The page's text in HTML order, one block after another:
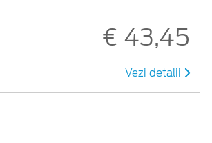
€ 43,45
Vezi detalii